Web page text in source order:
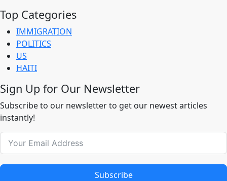
Top Categories
IMMIGRATION
POLITICS
US
HAITI
Sign Up for Our Newsletter
Subscribe to our newsletter to get our newest articles
instantly!
Subscribe